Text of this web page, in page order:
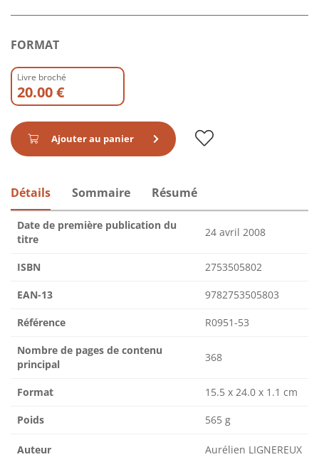
FORMAT
Livre broché
20.00 €
Ajouter au panier
Détails Sommaire Résumé
Date de première publication du
titre
24 avril 2008
ISBN 2753505802
EAN-13 9782753505803
Référence R0951-53
Nombre de pages de contenu
principal
368
Format 15.5 x 24.0 x 1.1 cm
Poids 565 g
Auteur Aurélien LIGNEREUX